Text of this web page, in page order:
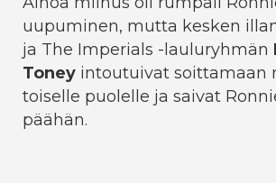
uupuminen, mutta kesken
ja The Imperials -lauluryhmän
Toney intoutuivat soittamaan
toiselle puolelle ja saivat
päähän.